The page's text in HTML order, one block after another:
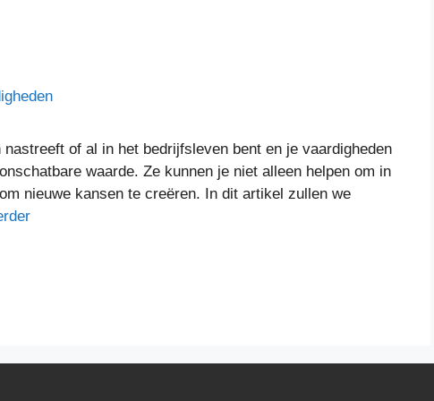
of al in het bedrijfsleven bent en je vaardigheden
waarde. Ze kunnen je niet alleen helpen om in
nieuwe kansen te creëren. In dit artikel zullen we